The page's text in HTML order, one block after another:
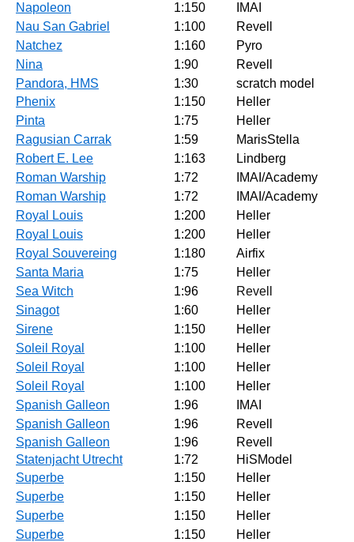
Napoleon
1:150
IMAI
Nau San Gabriel
1:100
Revell
Natchez
1:160
Pyro
Nina
1:90
Revell
Pandora, HMS
1:30
scratch model
Phenix
1:150
Heller
Pinta
1:75
Heller
Ragusian Carrak
1:59
MarisStella
Robert E. Lee
1:163
Lindberg
Roman Warship
1:72
IMAI/Academy
Roman Warship
1:72
IMAI/Academy
Royal Louis
1:200
Heller
Royal Louis
1:200
Heller
Royal Souvereing
1:180
Airfix
Santa Maria
1:75
Heller
Sea Witch
1:96
Revell
Sinagot
1:60
Heller
Sirene
1:150
Heller
Soleil Royal
1:100
Heller
Soleil Royal
1:100
Heller
Soleil Royal
1:100
Heller
Spanish Galleon
1:96
IMAI
Spanish Galleon
1:96
Revell
Spanish Galleon
1:96
Revell
Statenjacht Utrecht
1:72
HiSModel
Superbe
1:150
Heller
Superbe
1:150
Heller
Superbe
1:150
Heller
Superbe
1:150
Heller